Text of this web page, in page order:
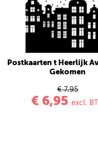
Postkaarten t Heerlijk
Gekomen
€ 7,95
€ 6,95 excl.